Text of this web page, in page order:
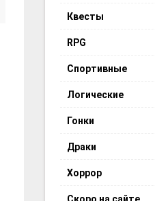
Квесты
RPG
Спортивные
Логические
Гонки
Драки
Хоррор